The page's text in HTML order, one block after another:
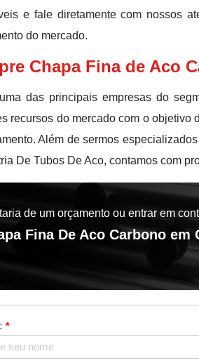
e fale diretamente com nossos
do mercado.
Chapa Fina de Aco
das principais empresas do
recursos do mercado com o
Além de sermos
De Tubos De Aco, contamos com
de um orçamento ou entrar em
Fina De Aco Carbono em
*